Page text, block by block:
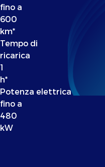
fino a
600
km*
Tempo di
ricarica
1
h*
Potenza elettrica
fino a
480
kW